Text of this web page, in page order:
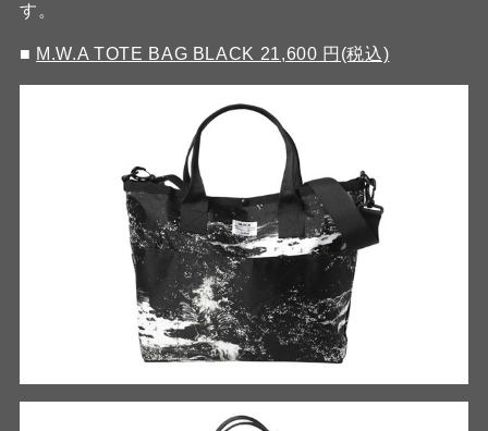
す。
■ M.W.A TOTE BAG BLACK 21,600 円(税込)